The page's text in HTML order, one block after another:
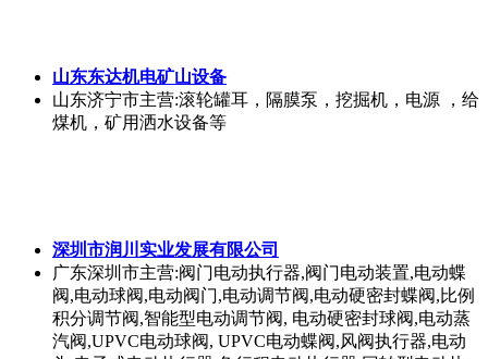
山东东达机电矿山设备
山东济宁市主营:滚轮罐耳，隔膜泵，挖掘机，电源 ，给
煤机，矿用洒水设备等
深圳市润川实业发展有限公司
广东深圳市主营:阀门电动执行器,阀门电动装置,电动蝶
阀,电动球阀,电动阀门,电动调节阀,电动硬密封蝶阀,比例
积分调节阀,智能型电动调节阀, 电动硬密封球阀,电动蒸
汽阀,UPVC电动球阀, UPVC电动蝶阀,风阀执行器,电动